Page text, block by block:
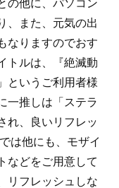
の他に、パソコン
、また、元気の出
なりますのでおす
トルは、『絶滅動
というご利用者様
一推しは「ステラ
れ、良いリフレッ
は他にも、モザイ
などをご用意して
リフレッシュしな